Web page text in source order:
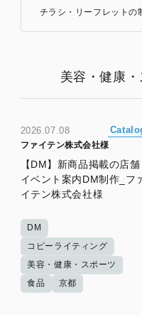
チラシ・リーフレットの
美容・健康
2026.07.08
ファイテン株式会社様
【DM】新商品掲載の店舗
イベント案内DM制作_フ
イテン株式会社様
DM
コピーライティング
美容・健康・スポーツ
食品
京都